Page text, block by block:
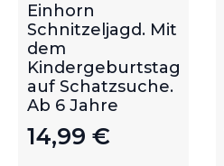
Einhorn
Schnitzeljagd. Mit
dem
Kindergeburtstag
auf Schatzsuche.
Ab 6 Jahre
14,99 €